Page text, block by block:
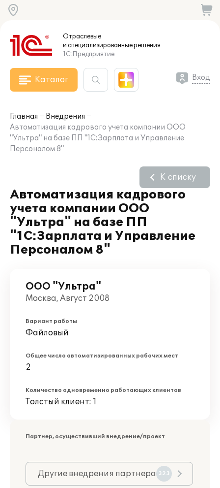
Отраслевые
и специализированныерешения
1С:Предприятие
Каталог Вход
Главная
Внедрения
Автоматизация кадрового учета компании ООО
"Ультра" на базе ПП "1С:Зарплата и Управление
Персоналом 8"
Автоматизация кадрового
учета компании ООО
"Ультра" на базе ПП
"1С:Зарплата и Управление
Персоналом 8"
К списку
ООО "Ультра"
Москва, Август 2008
Вариант работы
Файловый
Общее число автоматизированных рабочих мест
2
Количество одновременно работающих клиентов
Толстый клиент: 1
Партнер, осуществивший внедрение/проект
Другие внедрения партнера 323